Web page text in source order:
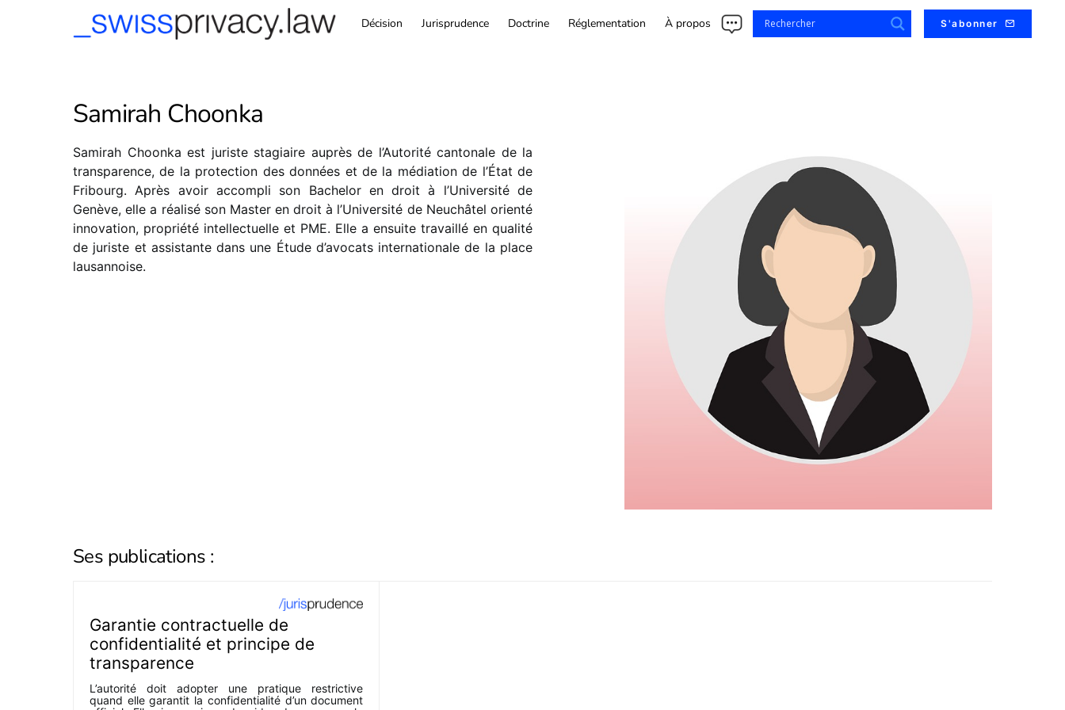
Décision Jurisprudence Doctrine Réglementation À propos S'abonner
Samirah Choonka
Samirah Choonka est juriste stagiaire auprès de l’Autorité cantonale de la
transparence, de la protection des données et de la médiation de l’État de
Fribourg. Après avoir accompli son Bachelor en droit à l’Université de
Genève, elle a réalisé son Master en droit à l’Université de Neuchâtel orienté
innovation, propriété intellectuelle et PME. Elle a ensuite travaillé en qualité
de juriste et assistante dans une Étude d’avocats internationale de la place
lausannoise.
Ses publications :
Garantie contractuelle de
confidentialité et principe de
transparence
L’autorité doit adopter une pratique restrictive
quand elle garantit la confidentialité d’un document